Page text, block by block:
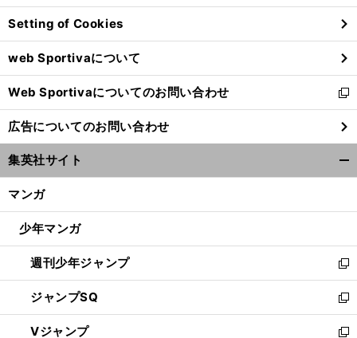
ン
ド
ウ
で
開
く
Setting of Cookies
web Sportivaについて
Web Sportivaについてのお問い合わせ
新
し
い
ウ
ィ
ン
ウ
開
く
広告についてのお問い合わせ
集英社サイト
マンガ
少年マンガ
週刊少年ジャンプ
新
し
い
ウ
ィ
ジャンプSQ
新
し
い
Vジャンプ
新